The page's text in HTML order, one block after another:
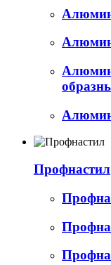
Профнастил